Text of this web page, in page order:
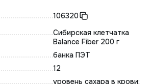
106320
Сибирская клетчатка
Balance Fiber 200 г
банка ПЭТ
12
уровень сахара в крови;